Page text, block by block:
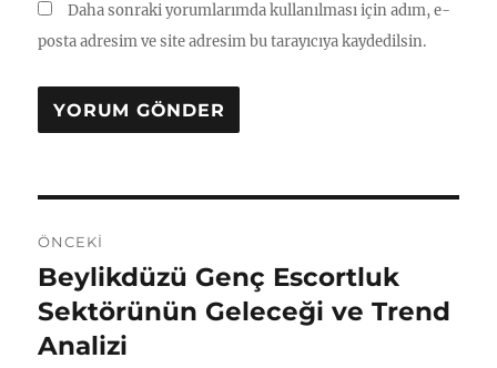
Daha sonraki yorumlarımda kullanılması için adım, e-
posta adresim ve site adresim bu tarayıcıya kaydedilsin.
gezinmesi
ÖNCEKI
Önceki
yazı:
Beylikdüzü Genç Escortluk
Sektörünün Geleceği ve Trend
Analizi